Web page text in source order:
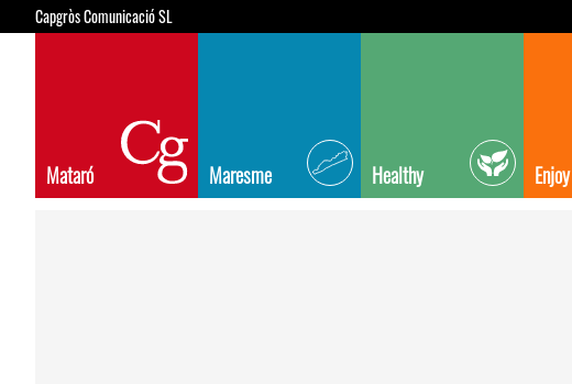
Capgròs Comunicació SL
Mataró Maresme Healthy Enjoy